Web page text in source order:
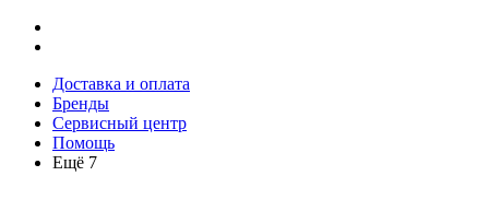
Доставка и оплата
Бренды
Сервисный центр
Помощь
Ещё 7